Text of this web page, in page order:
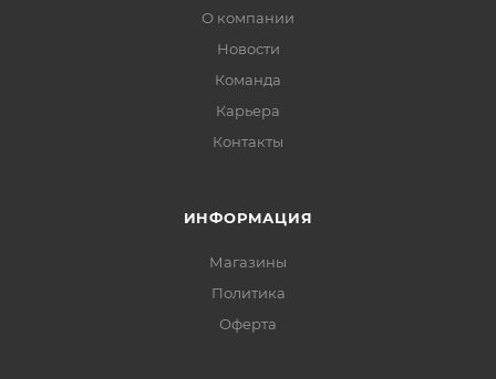
карнаубский, жир специального назначения),
идентичные натуральным ароматизаторы (ванилин,
От +5 градусов С до +22 градусов С и относительной
О компании
Новости
Команда
Карьера
Контакты
ИНФОРМАЦИЯ
Магазины
Политика
Офертa